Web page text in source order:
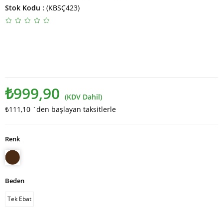
Stok Kodu (KBSÇ423)
₺999,90 (KDV Dahil)
₺111,10 `den başlayan taksitlerle
Renk
Beden
Tek Ebat